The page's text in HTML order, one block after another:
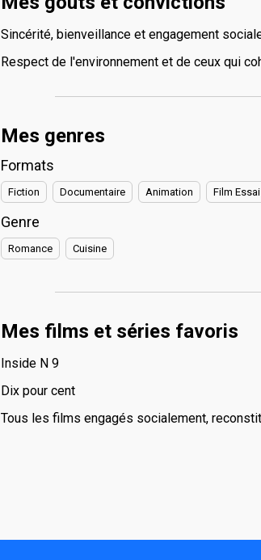
Sincérité, bienveillance et engagement
Respect de l'environnement et de ceux qui
Mes genres
Formats
Fiction Documentaire Animation Film Essai
Genre
Romance Cuisine
Mes films et séries favoris
Inside N 9
Dix pour cent
Tous les films engagés socialement,